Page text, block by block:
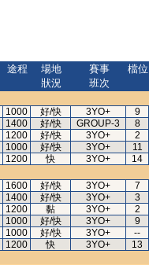
途程
場地
狀況
賽事
班次
檔位
1000 好/快 3YO+
9
1400 好/快 GROUP-3
8
1200 好/快 3YO+
2
1000 好/快 3YO+
11
1200 快 3YO+
14
1600 好/快 3YO+
7
1400 好/快 3YO+
3
1200 黏 3YO+
2
1000 好/快 3YO+
9
1000 好/快 3YO+
--
1200 快 3YO+
13